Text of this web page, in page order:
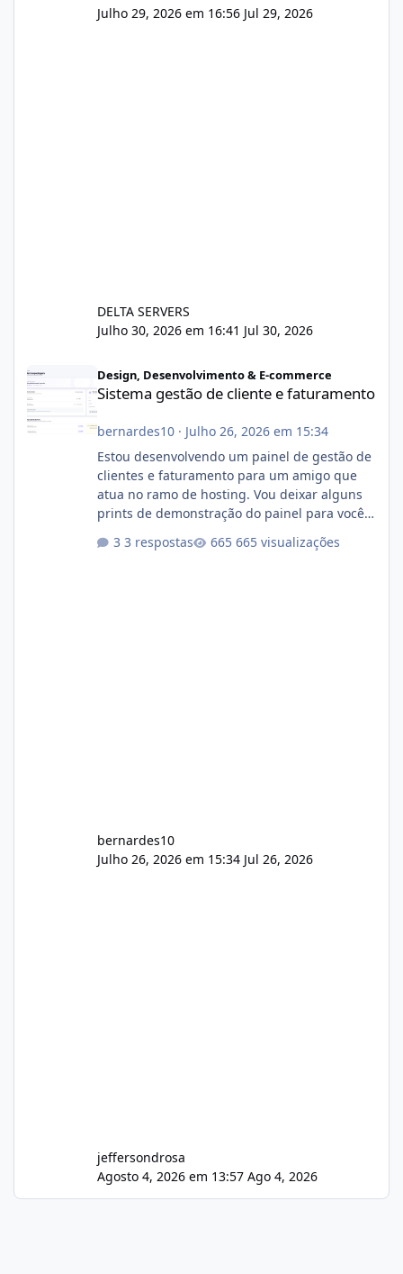
Julho 29, 2026 em 16:56 Jul 29, 2026
DELTA SERVERS
Julho 30, 2026 em 16:41 Jul 30, 2026
Design, Desenvolvimento & E-commerce
Sistema gestão de cliente e faturamento
bernardes10· Julho 26, 2026 em 15:34
Estou desenvolvendo um painel de gestão de
clientes e faturamento para um amigo que
atua no ramo de hosting. Vou deixar alguns
prints de demonstração do painel para vocês
com cerca de 80% concluído e conta com
3 respostas 665 visualizações
bernardes10
Julho 26, 2026 em 15:34 Jul 26, 2026
jeffersondrosa
Agosto 4, 2026 em 13:57 Ago 4, 2026